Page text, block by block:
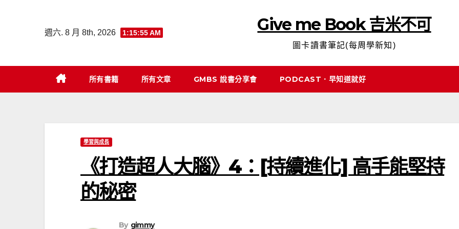
週六. 8 月 8th, 2026 1:15:56 AM Give me Book 吉米不可
圖卡讀書筆記(每周學新知)
所有書籍 所有文章 GMBS 說書分享會 PODCAST．早知道就好
學習與成長
《打造超人大腦》4：[持續進化] 高手能堅持
的秘密
By gimmy